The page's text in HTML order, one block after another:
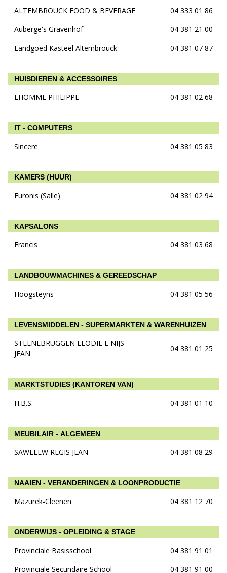
ALTEMBROUCK FOOD & BEVERAGE
04 333 01 86
Auberge's Gravenhof
04 381 21 00
Landgoed Kasteel Altembrouck
04 381 07 87
HUISDIEREN & ACCESSOIRES
LHOMME PHILIPPE 04 381 02 68
IT - COMPUTERS
Sincere 04 381 05 83
KAMERS (HUUR)
Furonis (Salle) 04 381 02 94
KAPSALONS
Francis 04 381 03 68
LANDBOUWMACHINES & GEREEDSCHAP
Hoogsteyns 04 381 05 56
LEVENSMIDDELEN - SUPERMARKTEN & WARENHUIZEN
STEENEBRUGGEN ELODIE E NIJS
JEAN
04 381 01 25
MARKTSTUDIES (KANTOREN VAN)
H.B.S. 04 381 01 10
MEUBILAIR - ALGEMEEN
SAWELEW REGIS JEAN 04 381 08 29
NAAIEN - VERANDERINGEN & LOONPRODUCTIE
Mazurek-Cleenen 04 381 12 70
ONDERWIJS - OPLEIDING & STAGE
Provinciale Basisschool
04 381 91 01
Provinciale Secundaire School
04 381 91 00